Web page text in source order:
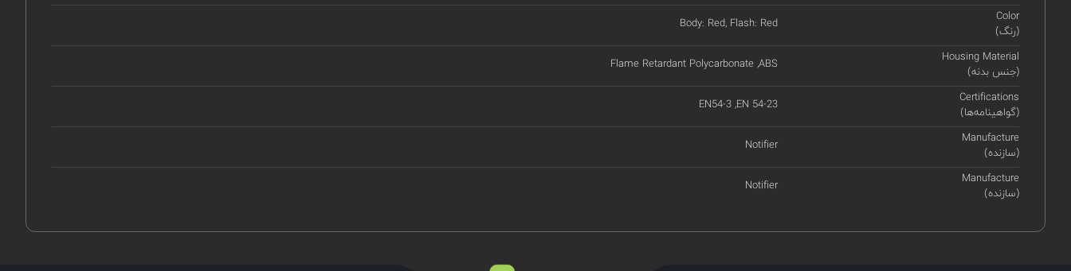
Color
(رنگ)
Body: Red, Flash: Red
Housing Material
(جنس بدنه)
Flame Retardant Polycarbonate ,ABS
Certifications
(گواهینامه‌ها)
EN54-3 ,EN 54-23
Manufacture
(سازنده)
Notifier
Manufacture
(سازنده)
Notifier